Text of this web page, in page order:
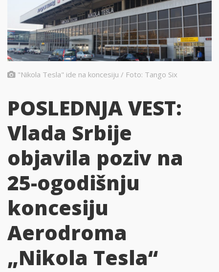
"Nikola Tesla" ide na koncesiju / Foto: Tango Six
POSLEDNJA VEST:
Vlada Srbije
objavila poziv na
25-ogodišnju
koncesiju
Aerodroma
„Nikola Tesla“